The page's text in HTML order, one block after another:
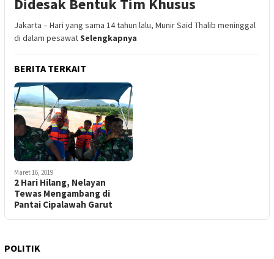
Jakarta – Hari yang sama 14 tahun lalu, Munir Said Thalib meninggal
di dalam pesawatSelengkapnya
BERITA TERKAIT
Maret 16, 2019
2 Hari Hilang, Nelayan
Tewas Mengambang di
Pantai Cipalawah Garut
POLITIK